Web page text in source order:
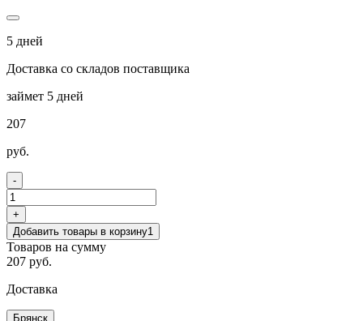
5 дней
Доставка со складов поставщика
займет 5 дней
207
руб.
-
+
Добавить товары в корзину1
Товаров на сумму
207 руб.
Доставка
Брянск